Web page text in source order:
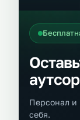
Персонал и
себя.